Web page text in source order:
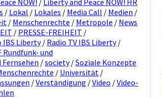
/ Lokal / Lokales / Media Call / Medien /
/ Menschenrechte / Metropole / News
/ PRESSE-FREIHEIT /
IBS Liberty/ Radio TV IBS Liberty/
Rundfunk- und
/society/Soziale Konzepte
/ Universität /
/Verständigung /Video /Video-